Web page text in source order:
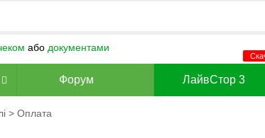
або документами
Форум ЛайвСтор 3
> Оплата